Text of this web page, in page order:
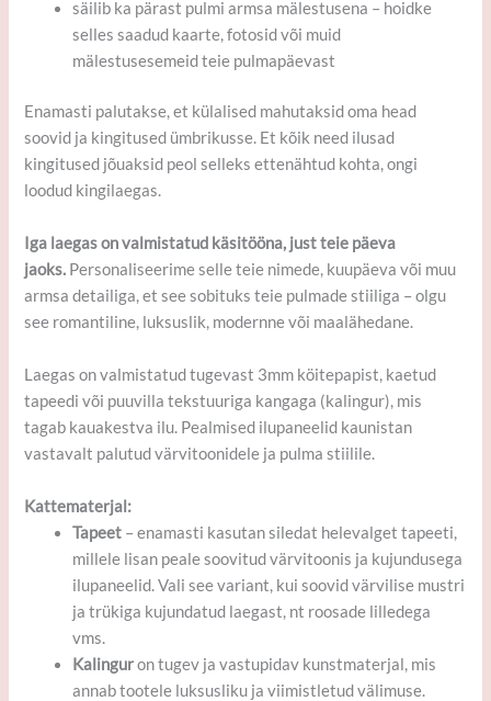
säilib ka pärast pulmi armsa mälestusena – hoidke
selles saadud kaarte, fotosid või muid
mälestusesemeid teie pulmapäevast
Enamasti palutakse, et külalised mahutaksid oma head
soovid ja kingitused ümbrikusse. Et kõik need ilusad
kingitused jõuaksid peol selleks ettenähtud kohta, ongi
loodud kingilaegas.
Iga laegas on valmistatud käsitööna, just teie päeva
jaoks. Personaliseerime selle teie nimede, kuupäeva või muu
armsa detailiga, et see sobituks teie pulmade stiiliga – olgu
see romantiline, luksuslik, modernne või maalähedane.
Laegas on valmistatud tugevast 3mm köitepapist, kaetud
tapeedi või puuvilla tekstuuriga kangaga (kalingur), mis
tagab kauakestva ilu. Pealmised ilupaneelid kaunistan
vastavalt palutud värvitoonidele ja pulma stiilile.
Kattematerjal:
Tapeet – enamasti kasutan siledat helevalget tapeeti,
millele lisan peale soovitud värvitoonis ja kujundusega
ilupaneelid. Vali see variant, kui soovid värvilise mustri
ja trükiga kujundatud laegast, nt roosade lilledega
vms.
Kalinguron tugev ja vastupidav kunstmaterjal, mis
annab tootele luksusliku ja viimistletud välimuse.